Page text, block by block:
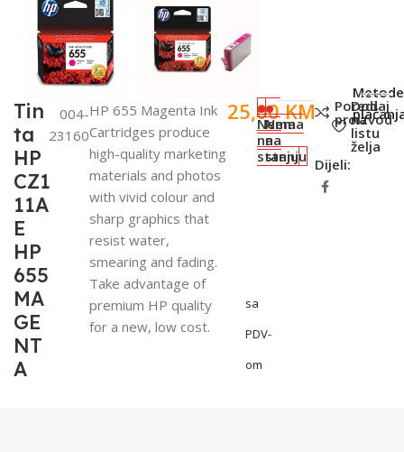
Tin
ta
HP
CZ1
11A
E
HP
655
MA
GE
NT
A
SKU:
004-
23160
HP 655 Magenta Ink
Cartridges produce
high-quality marketing
materials and photos
with vivid colour and
sharp graphics that
resist water,
smearing and fading.
Take advantage of
premium HP quality
for a new, low cost.
25,00KM
sa
PDV-
om
Nema
na
stanju
Nema
na
stanju
Poredi
proizvod
Dodaj
na
listu
želja
Dijeli:
Metode